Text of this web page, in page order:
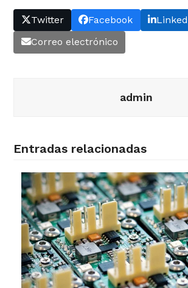
Twitter Facebook
Correo electrónico
admin
Entradas relacionadas